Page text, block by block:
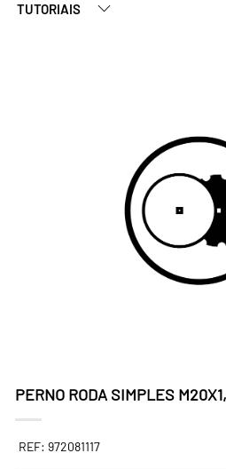
TUTORIAIS
PERNO RODA SIMPLES
REF: 972081117